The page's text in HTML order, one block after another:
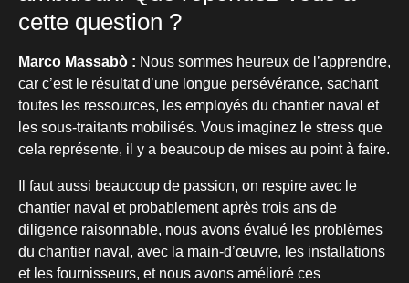
cette question ?
Marco Massabò : Nous sommes heureux de l’apprendre,
car c’est le résultat d’une longue persévérance, sachant
toutes les ressources, les employés du chantier naval et
les sous-traitants mobilisés. Vous imaginez le stress que
cela représente, il y a beaucoup de mises au point à faire.
Il faut aussi beaucoup de passion, on respire avec le
chantier naval et probablement après trois ans de
diligence raisonnable, nous avons évalué les problèmes
du chantier naval, avec la main-d’œuvre, les installations
et les fournisseurs, et nous avons amélioré ces